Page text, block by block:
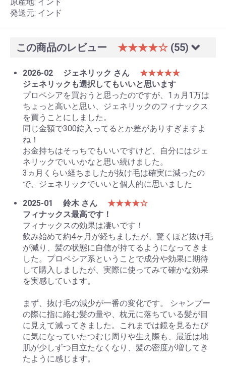
原産地: インド
発送元: インド
この商品のレビュー ★★★★☆ (55)
2026-02 ジェネリック さん
★★★★★
ジェネリックも選択してもいいと思います
プロペシアを買おうと思ったのですが、1ヵ月1万は
ちょっと高いと思い、ジェネリックのフィナックス
を買うことにしました。
同じ金額で300錠入ってるとか差がありすぎますよ
ね！
お金持ちはそっちでもいいですけど、自分にはジェ
ネリックでいいかなと思い続けました。
3ヵ月くらい経ちましたが抜け毛は確実に減ったの
で、ジェネリックでいいと個人的に思いました
2025-01
鈴木 さん
★★★★☆
フィナックス最高です！
フィナックスの効果は凄いです！
飲み始めて約4ヶ月が経ちましたが、驚くほど抜け毛
が減り、髪の状態に自信が持てるようになってきま
した。プロペシア系ということで成分や効果に期待
して購入しましたが、実際に使ってみて確かな効果
を実感しています。
まず、抜け毛の減少が一番の変化です。 シャンプー
の際に指に絡む髪の量や、枕元に落ちている髪が目
に見えて減ってきました。これまでは鏡を見るたび
に気になっていたつむじ周りや生え際も、最近は地
肌が少しずつ目立たなくなり、髪の密度が増してき
たように感じます。